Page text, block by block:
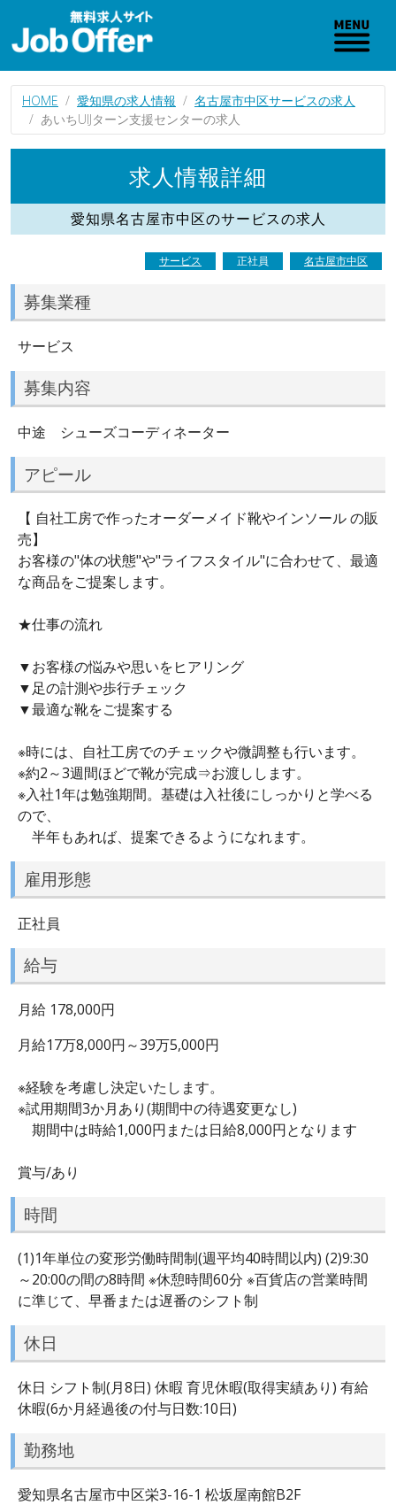
HOME 愛知県の求人情報
名古屋市中区サービスの求人
あいちUIJターン支援センターの求人
求人情報詳細
愛知県名古屋市中区のサービスの求人
サービス 正社員 名古屋市中区
募集業種
サービス
募集内容
中途 シューズコーディネーター
アピール
【 自社工房で作ったオーダーメイド靴やインソール の販
売】
お客様の"体の状態"や"ライフスタイル"に合わせて、最適
な商品をご提案します。
★仕事の流れ
▼お客様の悩みや思いをヒアリング
▼足の計測や歩行チェック
▼最適な靴をご提案する
※時には、自社工房でのチェックや微調整も行います。
※約2～3週間ほどで靴が完成⇒お渡しします。
※入社1年は勉強期間。基礎は入社後にしっかりと学べる
ので、
半年もあれば、提案できるようになれます。
雇用形態
正社員
給与
月給 178,000円
月給17万8,000円～39万5,000円
※経験を考慮し決定いたします。
※試用期間3か月あり(期間中の待遇変更なし)
期間中は時給1,000円または日給8,000円となります
賞与/あり
時間
(1)1年単位の変形労働時間制(週平均40時間以内) (2)9:30
～20:00の間の8時間 ※休憩時間60分 ※百貨店の営業時間
に準じて、早番または遅番のシフト制
休日
休日 シフト制(月8日) 休暇 育児休暇(取得実績あり) 有給
休暇(6か月経過後の付与日数:10日)
勤務地
愛知県名古屋市中区栄3-16-1 松坂屋南館B2F